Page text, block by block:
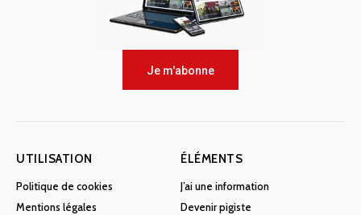
Je m'abonne
UTILISATION
Politique de cookies
Mentions légales
ÉLÉMENTS
J’ai une information
Devenir pigiste